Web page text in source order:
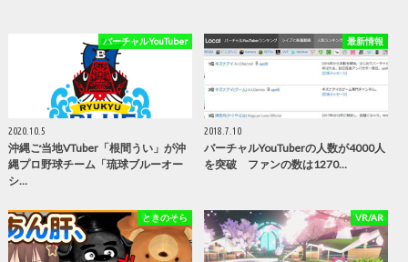
バーチャルYouTuber
2020.10.5
沖縄ご当地VTuber「根間うい」が沖
縄プロ野球チーム「琉球ブルーオー
シ…
最新情報
2018.7.10
バーチャルYouTuberの人数が4000人
を突破 ファンの数は1270…
ときのそら VR/AR